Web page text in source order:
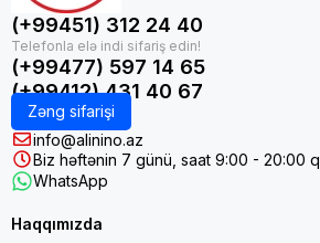
(+99451) 312 24 40
(+99477) 597 14 65
(+99412) 431 40 67
Zəng sifarişi
info@alinino.az
Biz həftənin 7 günü, saat 9:00 - 20:00
WhatsApp
Haqqımızda